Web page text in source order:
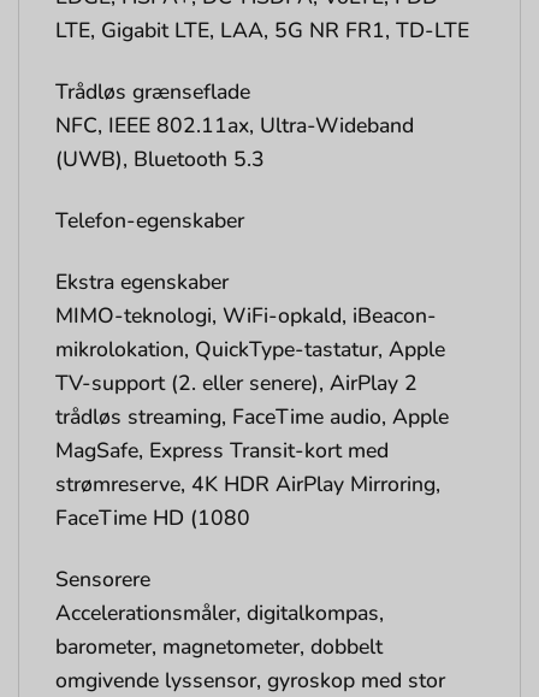
LTE, Gigabit LTE, LAA, 5G NR FR1, TD-LTE
Trådløs grænseflade
NFC, IEEE 802.11ax, Ultra-Wideband
(UWB), Bluetooth 5.3
Telefon-egenskaber
Ekstra egenskaber
MIMO-teknologi, WiFi-opkald, iBeacon-
mikrolokation, QuickType-tastatur, Apple
TV-support (2. eller senere), AirPlay 2
trådløs streaming, FaceTime audio, Apple
MagSafe, Express Transit-kort med
strømreserve, 4K HDR AirPlay Mirroring,
FaceTime HD (1080
Sensorere
Accelerationsmåler, digitalkompas,
barometer, magnetometer, dobbelt
omgivende lyssensor, gyroskop med stor